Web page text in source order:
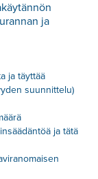
ja
ja täyttää
suunnittelu)
ja tätä